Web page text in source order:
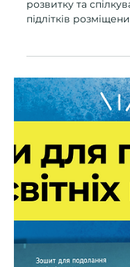
Другий
освітній
Освітній центр для
підлітків
закладу освіти
громаді
Створила його ГО
з громадою та
Church Aid Ukraine
спеціального